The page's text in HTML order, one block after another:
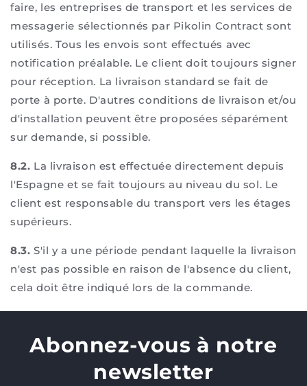
faire, les entreprises de transport et les services de
messagerie sélectionnés par Pikolin Contract sont
utilisés. Tous les envois sont effectués avec
notification préalable. Le client doit toujours signer
pour réception. La livraison standard se fait de
porte à porte. D'autres conditions de livraison et/ou
d'installation peuvent être proposées séparément
sur demande, si possible.
8.2. La livraison est effectuée directement depuis
l'Espagne et se fait toujours au niveau du sol. Le
client est responsable du transport vers les étages
supérieurs.
8.3. S'il y a une période pendant laquelle la livraison
n'est pas possible en raison de l'absence du client,
cela doit être indiqué lors de la commande.
Abonnez-vous à notre
newsletter